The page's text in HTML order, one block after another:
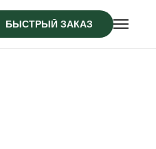
БЫСТРЫЙ ЗАКАЗ